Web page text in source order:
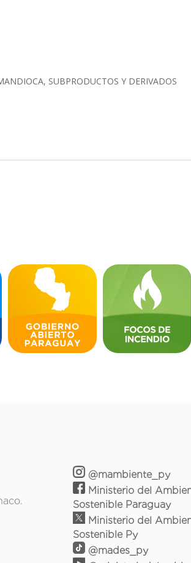
SUBPRODUCTOS Y DERIVADOS
@mambiente_py
Ministerio del
Sostenible Paraguay
Ministerio del
Sostenible Py
@mades_py